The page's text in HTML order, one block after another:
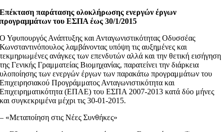
Επέκταση παράτασης ολοκλήρωσης ενεργών έργων
προγραμμάτων του ΕΣΠΑ έως 30/1/2015
Ο Υφυπουργός Ανάπτυξης και Ανταγωνιστικότητας Οδυσσέας
Κωνσταντινόπουλος λαμβάνοντας υπόψη τις αυξημένες και
τεκμηριωμένες ανάγκες των επενδυτών αλλά και την θετική εισήγηση
της Γενικής Γραμματείας Βιομηχανίας, παρατείνει την διάρκεια
υλοποίησης των ενεργών έργων των παρακάτω προγραμμάτων του
Επιχειρησιακού Προγράμματος Ανταγωνιστικότητα και
Επιχειρηματικότητα (ΕΠΑΕ) του ΕΣΠΑ 2007-2013 κατά δύο μήνες
και συγκεκριμένα μέχρι τις 30-01-2015.
– «Μεταποίηση στις Νέες Συνθήκες»